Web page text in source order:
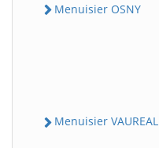
Menuisier OSNY
Menuisier VAUREAL